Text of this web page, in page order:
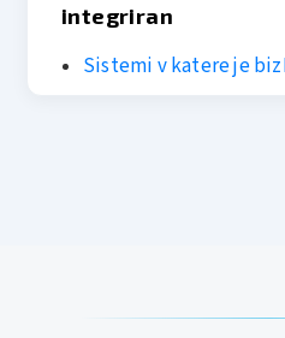
integriran
Sistemi v katere je